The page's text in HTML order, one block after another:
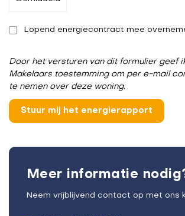
Lopend energiecontract mee
Door het versturen van dit formulier geef
Makelaars toestemming om per e-mail
te nemen over deze woning.
Meer informatie
Neem vrijblijvend contact op met ons